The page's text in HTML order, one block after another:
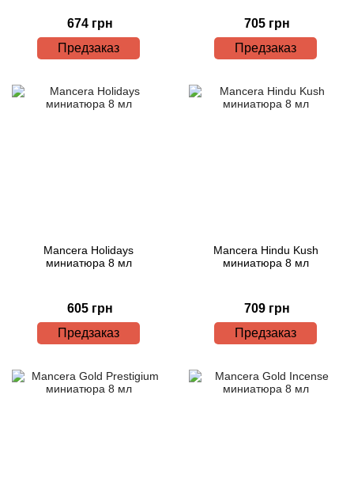
674 грн
Предзаказ
705 грн
Предзаказ
Mancera Holidays
миниатюра 8 мл
605 грн
Предзаказ
Mancera Hindu Kush
миниатюра 8 мл
709 грн
Предзаказ